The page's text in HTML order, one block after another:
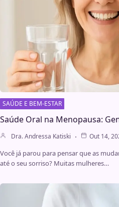
SAÚDE E BEM-ESTAR
Saúde Oral na Menopausa:
Dra. Andressa Katiski Out 14,
Você já parou para pensar que as
até o seu sorriso? Muitas mulheres…